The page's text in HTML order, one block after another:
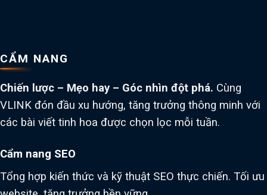
CẨM NANG
Chiến lược – Mẹo hay – Góc nhìn đột phá. Cùng
VLINK đón đầu xu hướng, tăng trưởng thông minh với
các bài viết tinh hoa được chọn lọc mỗi tuần.
Cẩm nang SEO
Tổng hợp kiến thức và kỹ thuật SEO thực chiến. Tối ưu